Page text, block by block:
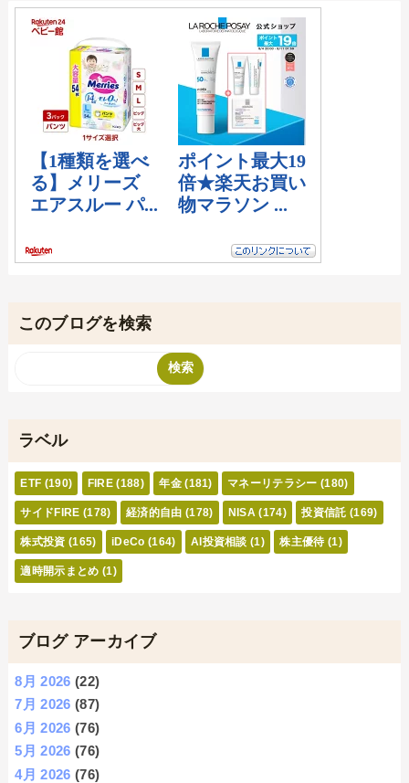
このブログを検索
ラベル
ETF (190) FIRE (188) 年金 (181) マネーリテラシー (180)
サイドFIRE (178) 経済的自由 (178) NISA (174) 投資信託 (169)
株式投資 (165) iDeCo (164) AI投資相談 (1) 株主優待 (1)
適時開示まとめ (1)
ブログ アーカイブ
8月 2026 (22)
7月 2026 (87)
6月 2026 (76)
5月 2026 (76)
4月 2026 (76)